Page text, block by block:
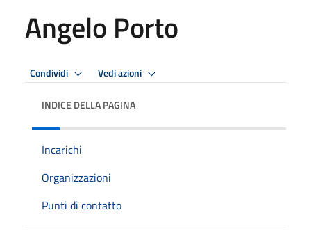
Angelo Porto
Condividi Vedi azioni
INDICE DELLA PAGINA
Incarichi
Organizzazioni
Punti di contatto